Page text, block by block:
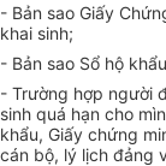
- Bản sao Giấy
khai sinh;
- Bản sao Sổ hộ
- Trường hợp người
sinh quá hạn cho
khẩu, Giấy chứng
cán bộ, lý lịch đảng